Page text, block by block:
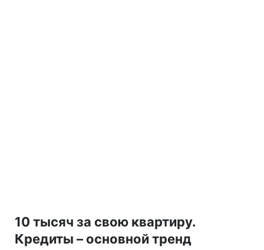
10 тысяч за свою квартиру.
Кредиты – основной тренд